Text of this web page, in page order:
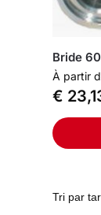
Bride
À partir
€